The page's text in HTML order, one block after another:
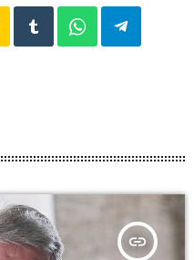
insert_link